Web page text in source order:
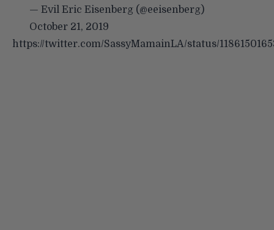
— Evil Eric Eisenberg (@eeisenberg)
October 21, 2019
https://twitter.com/SassyMamainLA/status/